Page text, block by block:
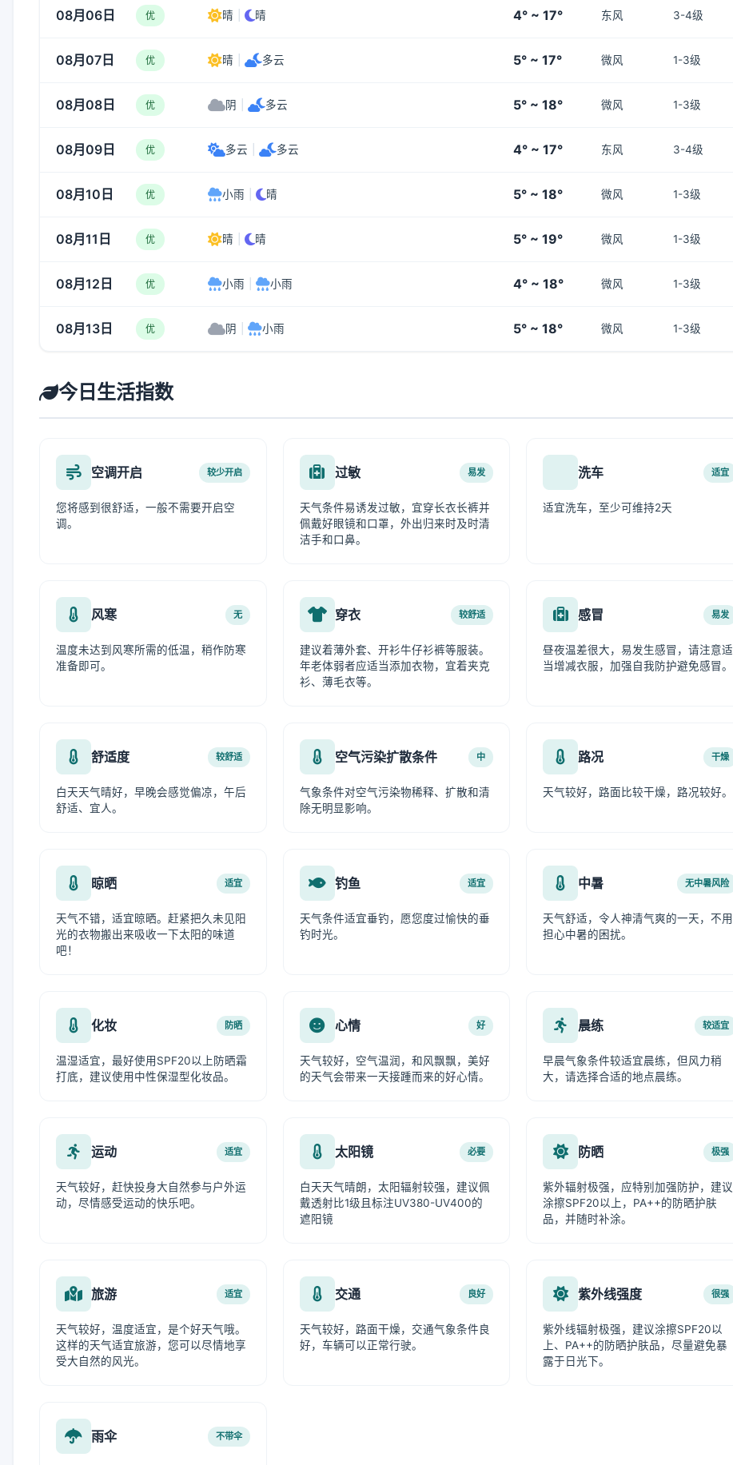
08月06日 优 晴 晴 4° ~ 17° 东风 3-4级
08月07日 优 晴 多云 5° ~ 17° 微风 1-3级
08月08日 优 阴 多云 5° ~ 18° 微风 1-3级
08月09日 优 多云 多云 4° ~ 17° 东风 3-4级
08月10日 优 小雨 晴 5° ~ 18° 微风 1-3级
08月11日 优 晴 晴 5° ~ 19° 微风 1-3级
08月12日 优 小雨 小雨 4° ~ 18° 微风 1-3级
08月13日 优 阴 小雨 5° ~ 18° 微风 1-3级
今日生活指数
空调开启 较少开启
您将感到很舒适，一般不需要开启空
调。
过敏 易发
天气条件易诱发过敏，宜穿长衣长裤并
佩戴好眼镜和口罩，外出归来时及时清
洁手和口鼻。
洗车 适宜
适宜洗车，至少可维持2天
风寒 无
温度未达到风寒所需的低温，稍作防寒
准备即可。
穿衣 较舒适
建议着薄外套、开衫牛仔衫裤等服装。
年老体弱者应适当添加衣物，宜着夹克
衫、薄毛衣等。
感冒 易发
昼夜温差很大，易发生感冒，请注意适
当增减衣服，加强自我防护避免感冒。
舒适度 较舒适
白天天气晴好，早晚会感觉偏凉，午后
舒适、宜人。
空气污染扩散条件 中
气象条件对空气污染物稀释、扩散和清
除无明显影响。
路况 干燥
天气较好，路面比较干燥，路况较好。
晾晒 适宜
天气不错，适宜晾晒。赶紧把久未见阳
光的衣物搬出来吸收一下太阳的味道
吧！
钓鱼 适宜
天气条件适宜垂钓，愿您度过愉快的垂
钓时光。
中暑 无中暑风险
天气舒适，令人神清气爽的一天，不用
担心中暑的困扰。
化妆 防晒
温湿适宜，最好使用SPF20以上防晒霜
打底，建议使用中性保湿型化妆品。
心情 好
天气较好，空气温润，和风飘飘，美好
的天气会带来一天接踵而来的好心情。
晨练 较适宜
早晨气象条件较适宜晨练，但风力稍
大，请选择合适的地点晨练。
运动 适宜
天气较好，赶快投身大自然参与户外运
动，尽情感受运动的快乐吧。
太阳镜 必要
白天天气晴朗，太阳辐射较强，建议佩
戴透射比1级且标注UV380-UV400的
遮阳镜
防晒 极强
紫外辐射极强，应特别加强防护，建议
涂擦SPF20以上，PA++的防晒护肤
品，并随时补涂。
旅游 适宜
天气较好，温度适宜，是个好天气哦。
这样的天气适宜旅游，您可以尽情地享
受大自然的风光。
交通 良好
天气较好，路面干燥，交通气象条件良
好，车辆可以正常行驶。
紫外线强度 很强
紫外线辐射极强，建议涂擦SPF20以
上、PA++的防晒护肤品，尽量避免暴
露于日光下。
雨伞 不带伞